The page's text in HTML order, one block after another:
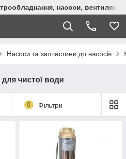
насоси, вентиляція,
Насоси та запчастини до насосів
чистої води
0 Фільтри